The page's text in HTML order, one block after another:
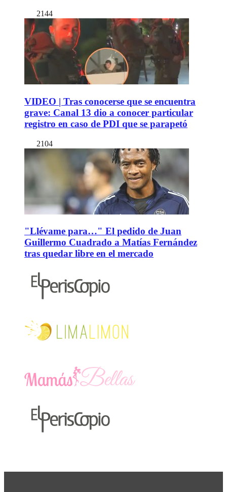
2144
VIDEO | Tras conocerse que se encuentra
grave: Canal 13 dio a conocer particular
registro en caso de PDI que se parapetó
2104
"Llévame para…" El pedido de Juan
Guillermo Cuadrado a Matías Fernández
tras quedar libre en el mercado